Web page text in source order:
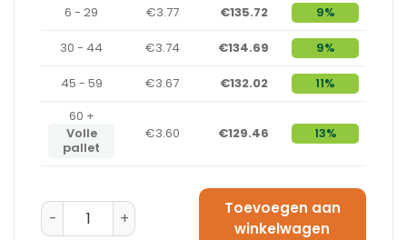
6 - 29 €3.77 €135.72 9%
30 - 44 €3.74 €134.69 9%
45 - 59 €3.67 €132.02
11%
60 +
Volle
pallet
€3.60 €129.46 13%
Duct tape Oranje - 50 mm x 33 m aantal
Toevoegen aan
winkelwagen